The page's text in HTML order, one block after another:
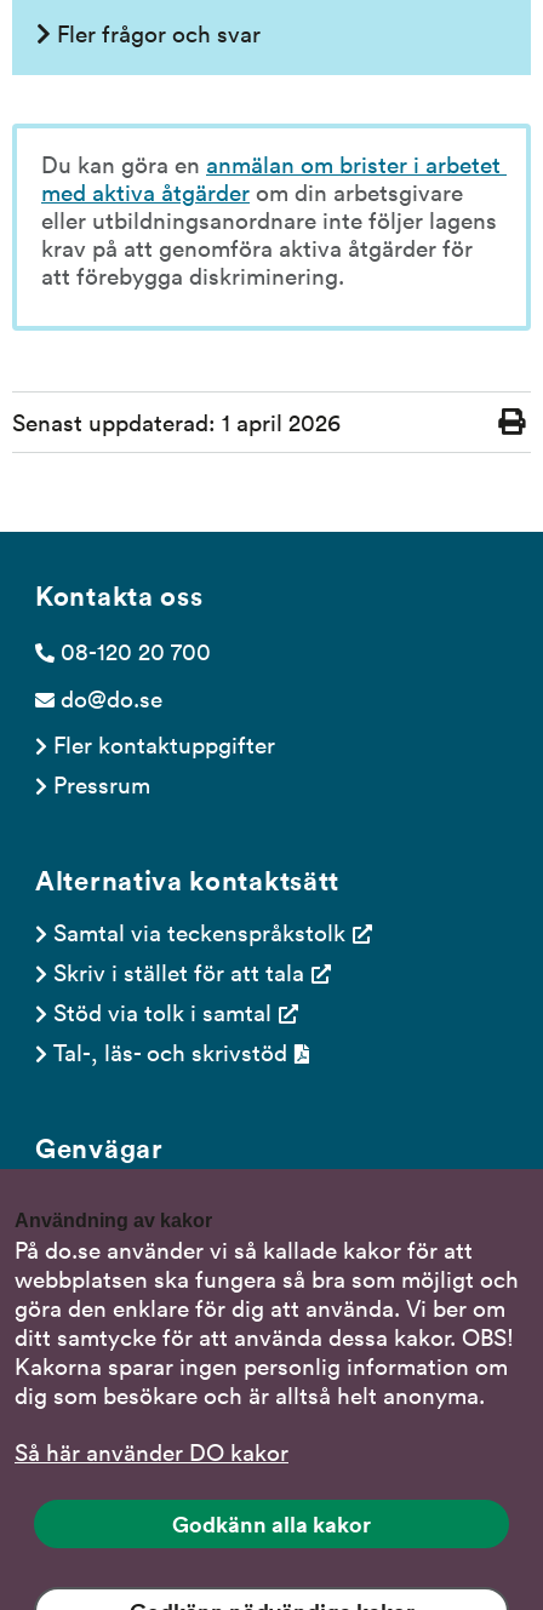
Användning av kakor
På do.se använder vi så kallade kakor för att
webbplatsen ska fungera så bra som möjligt och
göra den enklare för dig att använda. Vi ber om
ditt samtycke för att använda dessa kakor. OBS!
Kakorna sparar ingen personlig information om
dig som besökare och är alltså helt anonyma.
Så här använder DO kakor
Godkänn alla kakor
Fler frågor och svar
Du kan göra en anmälan om brister i arbetet
med aktiva åtgärder om din arbetsgivare
eller utbildningsanordnare inte följer lagens
krav på att genomföra aktiva åtgärder för
att förebygga diskriminering.
Sidinformation
Senast uppdaterad: 1 april 2026
Skriv
ut
Kontakta oss
08-120 20 700
do@do.se
Fler kontaktuppgifter
Pressrum
Alternativa kontaktsätt
Samtal via teckenspråkstolk
Skriv i stället för att tala
Stöd via tolk i samtal
Tal-, läs- och skrivstöd
Genvägar
Nationella minoritetsspråk
Om DO:s webbplats
Behandling av personuppgifter
Följ oss
DO på LinkedIn
på
LinkedIn,
till
DO på Instagram
(DO
Instagram,
(DO